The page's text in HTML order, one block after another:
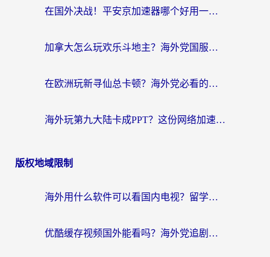
在国外决战！平安京加速器哪个好用一点？老玩家亲测番茄加速器全解析
加拿大怎么玩欢乐斗地主？海外党国服游戏加速终极指南（附绝地求生未来之役300英雄实测）
在欧洲玩新寻仙总卡顿？海外党必看的国服游戏加速全攻略
海外玩第九大陆卡成PPT？这份网络加速指南帮你丝滑上分
版权地域限制
海外用什么软件可以看国内电视？留学生亲测有效的追剧自由指南
优酷缓存视频国外能看吗？海外党追剧看片的终极解决方案来了